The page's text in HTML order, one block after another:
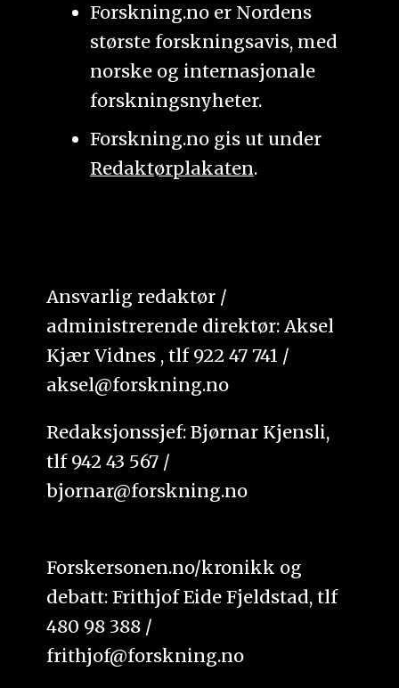
Forskning.no er Nordens
største forskningsavis, med
norske og internasjonale
forskningsnyheter.
Forskning.no gis ut under
Redaktørplakaten.
Ansvarlig redaktør /
administrerende direktør: Aksel
Kjær Vidnes , tlf 922 47 741 /
aksel@forskning.no
Redaksjonssjef: Bjørnar Kjensli,
tlf 942 43 567 /
bjornar@forskning.no
Forskersonen.no/kronikk og
debatt: Frithjof Eide Fjeldstad, tlf
480 98 388 /
frithjof@forskning.no